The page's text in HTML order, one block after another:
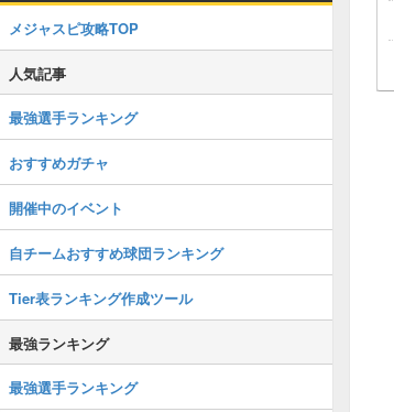
メジャスピ攻略TOP
人気記事
最強選手ランキング
おすすめガチャ
開催中のイベント
自チームおすすめ球団ランキング
Tier表ランキング作成ツール
最強ランキング
最強選手ランキング